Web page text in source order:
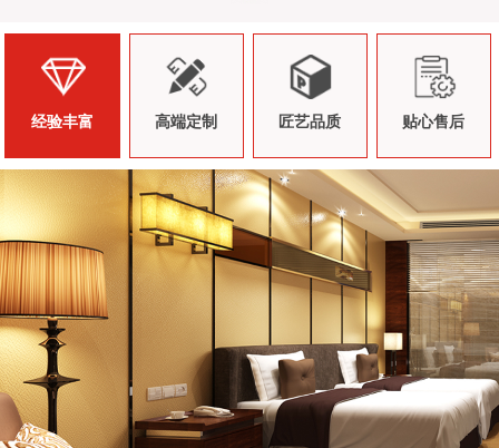
经验丰富 高端定制 匠艺品质 贴心售后